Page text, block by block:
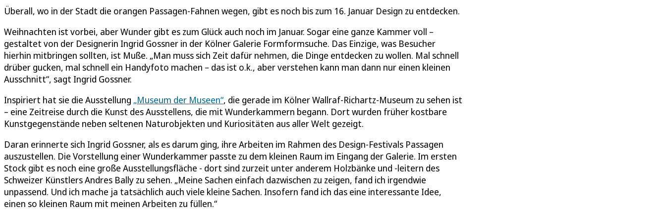
Überall, wo in der Stadt die orangen Passagen-Fahnen wegen, gibt es noch bis zum 16. Januar Design zu entdecken.
Weihnachten ist vorbei, aber Wunder gibt es zum Glück auch noch im Januar. Sogar eine ganze Kammer voll –
gestaltet von der Designerin Ingrid Gossner in der Kölner Galerie Formformsuche. Das Einzige, was Besucher
hierhin mitbringen sollten, ist Muße. „Man muss sich Zeit dafür nehmen, die Dinge entdecken zu wollen. Mal schnell
drüber gucken, mal schnell ein Handyfoto machen – das ist o.k., aber verstehen kann man dann nur einen kleinen
Ausschnitt“, sagt Ingrid Gossner.
Inspiriert hat sie die Ausstellung „Museum der Museen“, die gerade im Kölner Wallraf-Richartz-Museum zu sehen ist
– eine Zeitreise durch die Kunst des Ausstellens, die mit Wunderkammern begann. Dort wurden früher kostbare
Kunstgegenstände neben seltenen Naturobjekten und Kuriositäten aus aller Welt gezeigt.
Daran erinnerte sich Ingrid Gossner, als es darum ging, ihre Arbeiten im Rahmen des Design-Festivals Passagen
auszustellen. Die Vorstellung einer Wunderkammer passte zu dem kleinen Raum im Eingang der Galerie. Im ersten
Stock gibt es noch eine große Ausstellungsfläche - dort sind zurzeit unter anderem Holzbänke und -leitern des
Schweizer Künstlers Andres Bally zu sehen. „Meine Sachen einfach dazwischen zu zeigen, fand ich irgendwie
unpassend. Und ich mache ja tatsächlich auch viele kleine Sachen. Insofern fand ich das eine interessante Idee,
einen so kleinen Raum mit meinen Arbeiten zu füllen.“